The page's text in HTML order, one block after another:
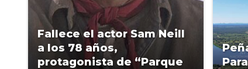
Fallece el actor Sam Neill
a los 78 años,
protagonista de “Parque